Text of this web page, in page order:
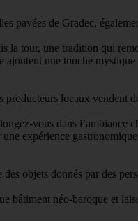
pavées de Gradec,
la tour, une tradition qui
une touche mystique
locaux vendent
vous dans l’ambiance
expérience
objets donnés par des
bâtiment néo-baroque et